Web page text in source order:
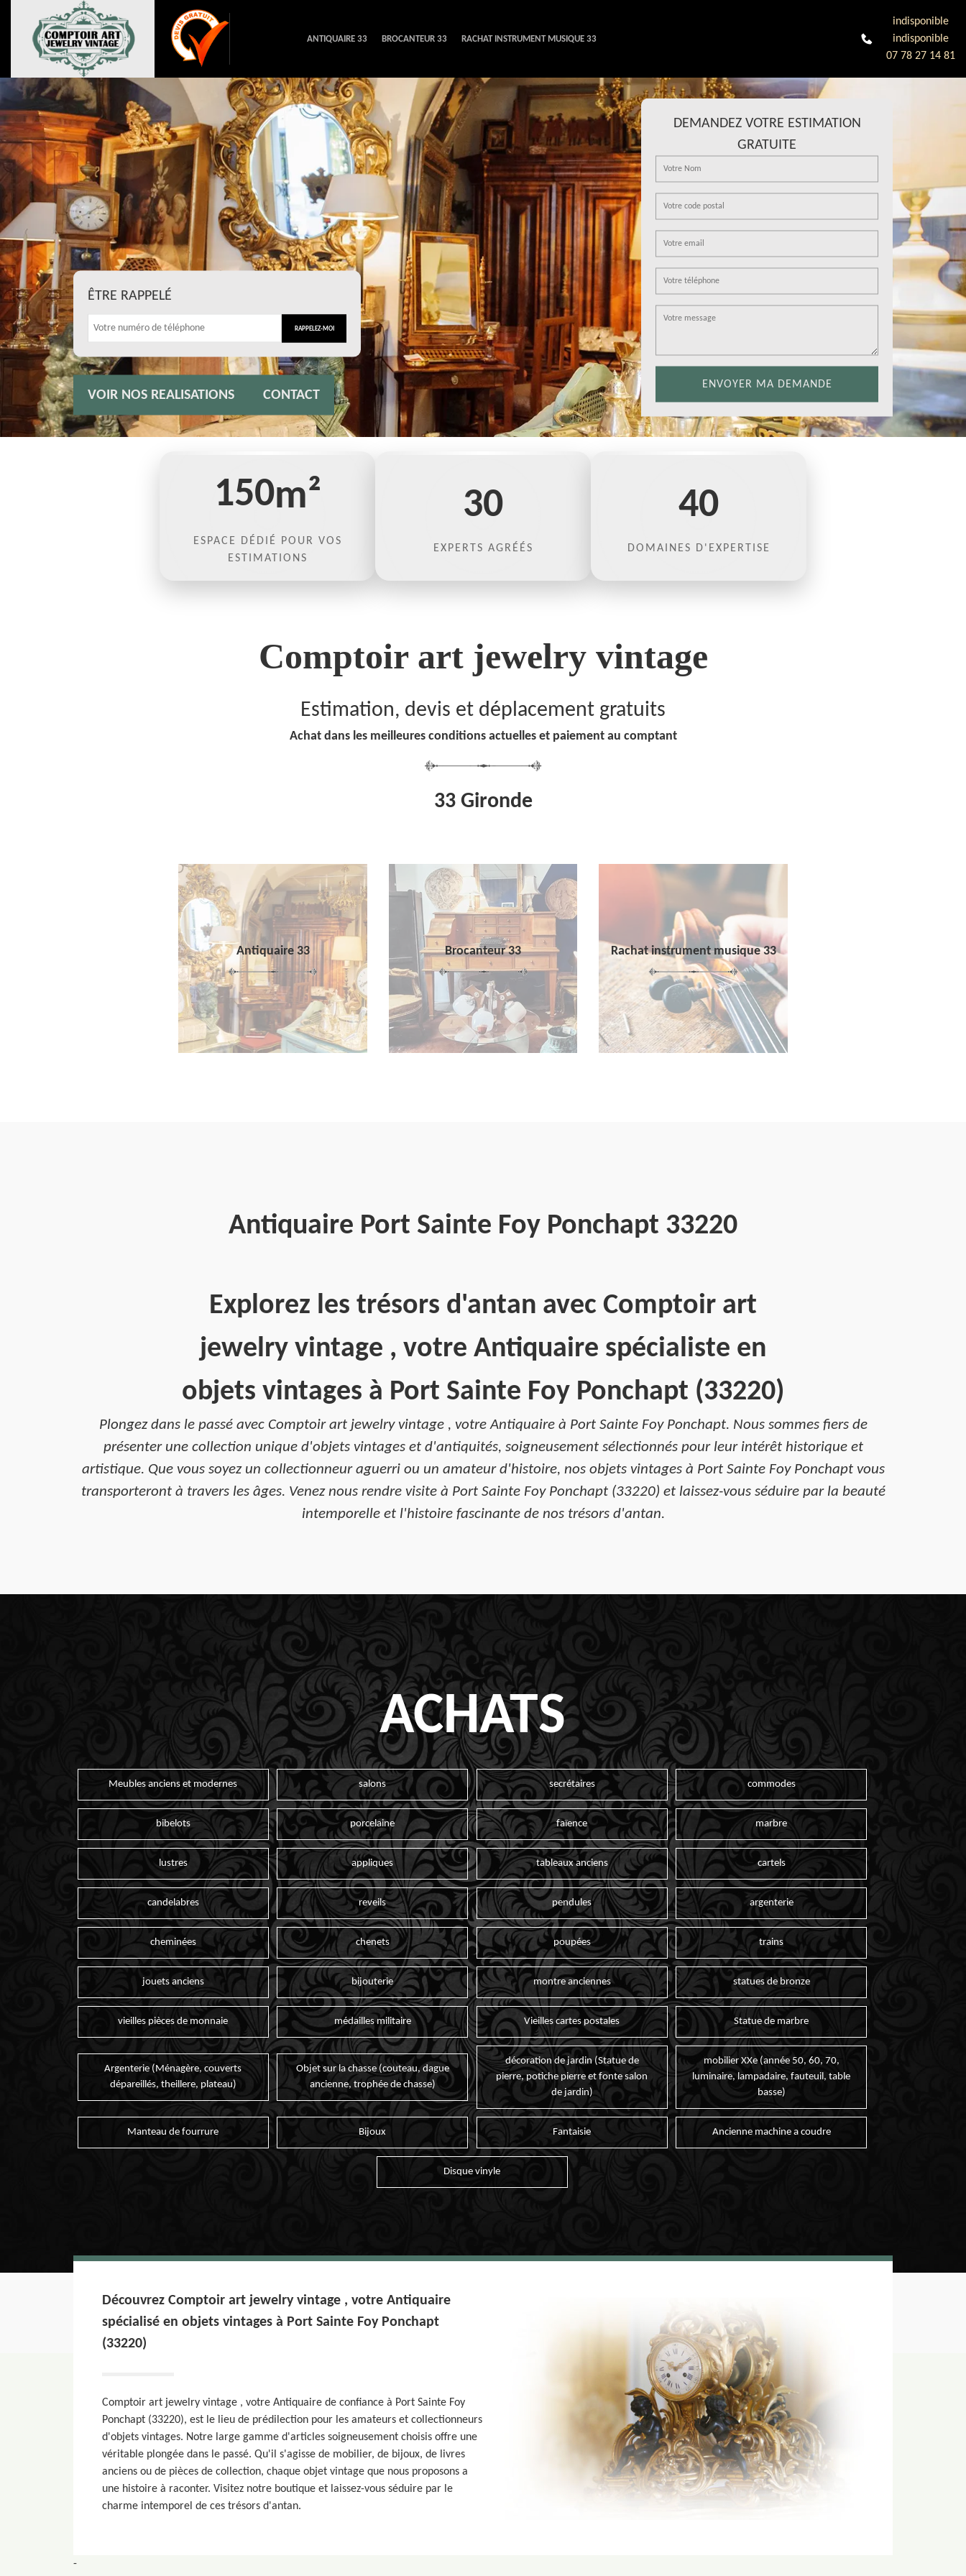
ANTIQUAIRE 33 BROCANTEUR 33 RACHAT INSTRUMENT MUSIQUE 33
indisponible
indisponible
07 78 27 14 81
ÊTRE RAPPELÉ
VOIR NOS REALISATIONS CONTACT
DEMANDEZ VOTRE ESTIMATION
GRATUITE
150m²
ESPACE DÉDIÉ POUR VOS
ESTIMATIONS
30
EXPERTS AGRÉÉS
40
DOMAINES D'EXPERTISE
Comptoir art jewelry vintage
Estimation, devis et déplacement gratuits
Achat dans les meilleures conditions actuelles et paiement au comptant
33 Gironde
Antiquaire 33 Brocanteur 33 Rachat instrument musique 33
Antiquaire Port Sainte Foy Ponchapt 33220
Explorez les trésors d'antan avec Comptoir art
jewelry vintage , votre Antiquaire spécialiste en
objets vintages à Port Sainte Foy Ponchapt (33220)
Plongez dans le passé avec Comptoir art jewelry vintage , votre Antiquaire à Port Sainte Foy Ponchapt. Nous sommes fiers de
présenter une collection unique d'objets vintages et d'antiquités, soigneusement sélectionnés pour leur intérêt historique et
artistique. Que vous soyez un collectionneur aguerri ou un amateur d'histoire, nos objets vintages à Port Sainte Foy Ponchapt vous
transporteront à travers les âges. Venez nous rendre visite à Port Sainte Foy Ponchapt (33220) et laissez-vous séduire par la beauté
intemporelle et l'histoire fascinante de nos trésors d'antan.
ACHATS
Meubles anciens et modernes salons secrétaires commodes
bibelots porcelaine faïence marbre
lustres appliques tableaux anciens cartels
candelabres reveils pendules argenterie
cheminées chenets poupées trains
jouets anciens bijouterie montre anciennes statues de bronze
vieilles pièces de monnaie médailles militaire Vieilles cartes postales Statue de marbre
Argenterie (Ménagère, couverts
dépareillés, theillere, plateau)
Objet sur la chasse (couteau, dague
ancienne, trophée de chasse)
décoration de jardin (Statue de
pierre, potiche pierre et fonte salon
de jardin)
mobilier XXe (année 50, 60, 70,
luminaire, lampadaire, fauteuil, table
basse)
Manteau de fourrure Bijoux Fantaisie Ancienne machine a coudre
Disque vinyle
Découvrez Comptoir art jewelry vintage , votre Antiquaire
spécialisé en objets vintages à Port Sainte Foy Ponchapt
(33220)
Comptoir art jewelry vintage , votre Antiquaire de confiance à Port Sainte Foy
Ponchapt (33220), est le lieu de prédilection pour les amateurs et collectionneurs
d'objets vintages. Notre large gamme d'articles soigneusement choisis offre une
véritable plongée dans le passé. Qu'il s'agisse de mobilier, de bijoux, de livres
anciens ou de pièces de collection, chaque objet vintage que nous proposons a
une histoire à raconter. Visitez notre boutique et laissez-vous séduire par le
charme intemporel de ces trésors d'antan.
-